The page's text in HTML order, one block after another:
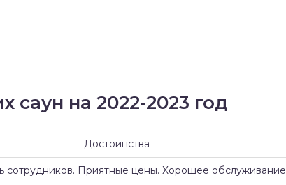
саун на 2022-2023 год
Достоинства
сотрудников. Приятные цены. Хорошее обслуживание